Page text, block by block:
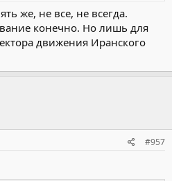
же, не все, не всегда.
конечно. Но лишь для
движения Иранского
#957